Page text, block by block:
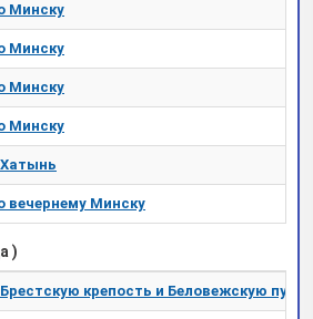
Минску
Минску
Минску
Минску
вечернему Минску
)
крепость и Беловежскую пущу